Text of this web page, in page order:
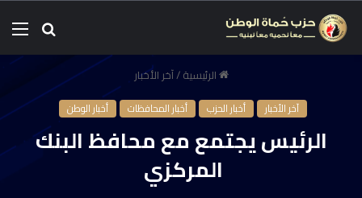
الرئيسية/آخر الأخبار
آخر الأخبار أخبار الحزب أخبار المحافظات أخبار الوطن
الرئيس يجتمع مع محافظ البنك
المركزي